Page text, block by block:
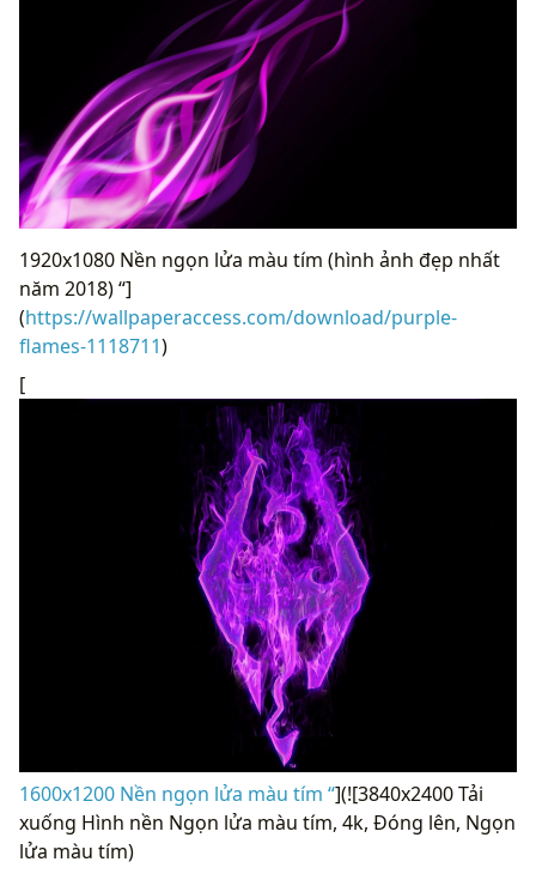
1920x1080 Nền ngọn lửa màu tím (hình ảnh đẹp nhất
năm 2018) “]
(https://wallpaperaccess.com/download/purple-
flames-1118711)
[
1600x1200 Nền ngọn lửa màu tím “](![3840x2400 Tải
xuống Hình nền Ngọn lửa màu tím, 4k, Đóng lên, Ngọn
lửa màu tím)